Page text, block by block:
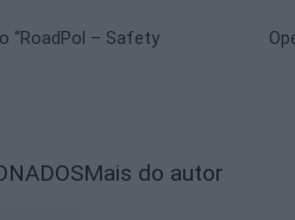
“RoadPol – Safety
Mais do autor